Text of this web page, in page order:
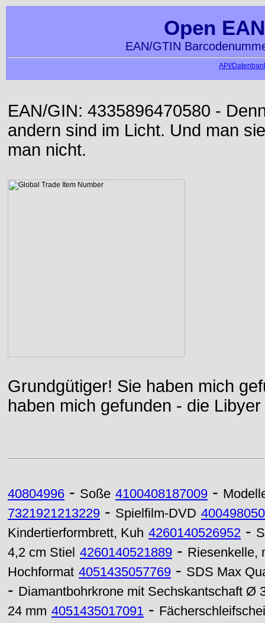
Open
EAN/GTIN
API/
EAN/GIN: 4335896470580 -
andern sind im Licht. Und man
man nicht.
Grundgütiger! Sie haben mich
haben mich gefunden - die
40804996 - Soße 4100408187009 -
7321921213229 - Spielfilm-DVD
Kindertierformbrett, Kuh 4260140526952 -
4,2 cm Stiel 4260140521889 - Riesenkelle,
Hochformat 4051435057769 - SDS Max
- Diamantbohrkrone mit Sechskantschaft Ø
24 mm 4051435017091 -